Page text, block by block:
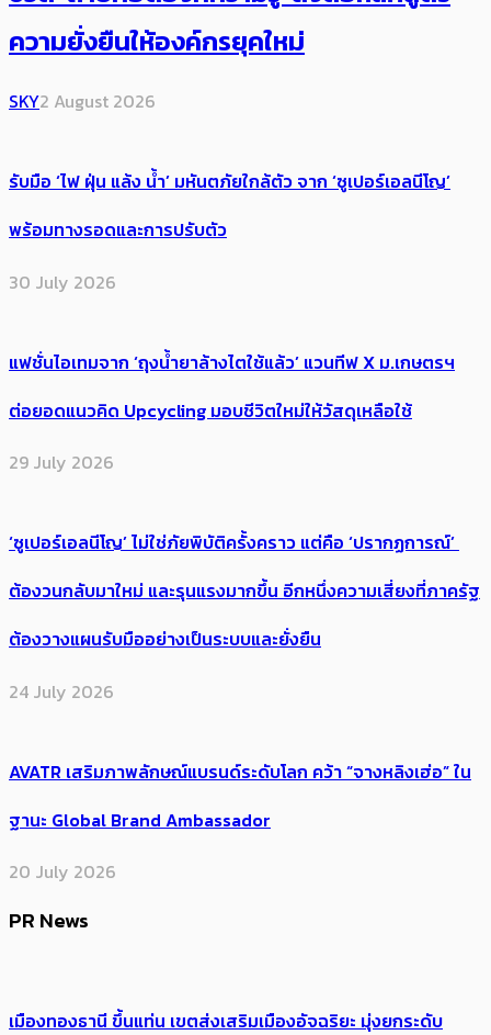
ความยั่งยืนให้องค์กรยุคใหม่
SKY2 August 2026
รับมือ ‘ไฟ ฝุ่น แล้ง น้ำ’ มหันตภัยใกล้ตัว จาก ‘ซูเปอร์เอลนีโญ’
พร้อมทางรอดและการปรับตัว
30 July 2026
แฟชั่นไอเทมจาก ‘ถุงน้ำยาล้างไตใช้แล้ว’ แวนทีฟ X ม.เกษตรฯ
ต่อยอดแนวคิด Upcycling มอบชีวิตใหม่ให้วัสดุเหลือใช้
29 July 2026
‘ซูเปอร์เอลนีโญ’ ไม่ใช่ภัยพิบัติครั้งคราว แต่คือ ‘ปรากฏการณ์’ ​
ต้อง​วนกลับมาใหม่ และรุนแรงมากขึ้น อีกหนึ่งความเสี่ยงที่ภาครัฐ
ต้องวางแผนรับมืออย่างเป็นระบบและยั่งยืน
24 July 2026
AVATR เสริมภาพลักษณ์แบรนด์ระดับโลก คว้า “จางหลิงเฮ่อ” ใน
ฐานะ Global Brand Ambassador
20 July 2026
PR News
เมืองทองธานี ขึ้นแท่น เขตส่งเสริมเมืองอัจฉริยะ มุ่งยกระดับ